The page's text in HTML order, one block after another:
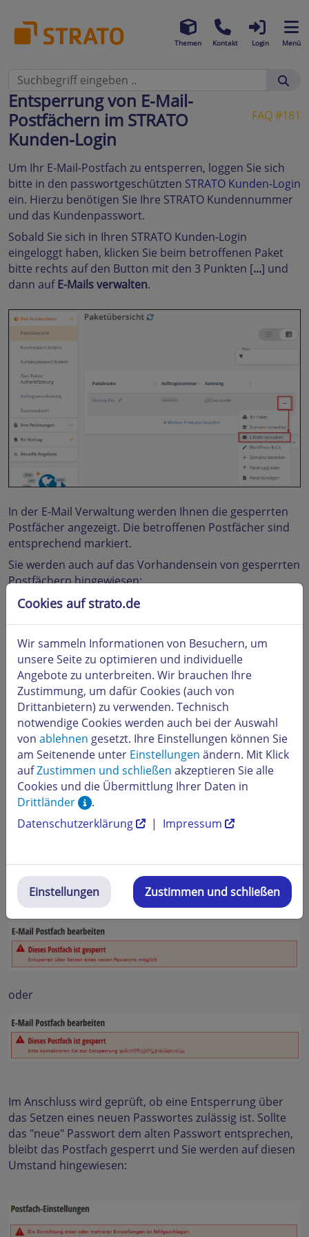
Themen Kontakt Login Menü
FAQ #181
Entsperrung von E-Mail-
Postfächern im STRATO
Kunden-Login
Um Ihr E-Mail-Postfach zu entsperren, loggen Sie sich
bitte in den passwortgeschützten STRATO Kunden-Login
ein. Hierzu benötigen Sie Ihre STRATO Kundennummer
und das Kundenpasswort.
Sobald Sie sich in Ihren STRATO Kunden-Login
eingeloggt haben, klicken Sie beim betroffenen Paket
bitte rechts auf den Button mit den 3 Punkten [...] und
dann aufE-Mails verwalten.
In der E-Mail Verwaltung werden Ihnen die gesperrten
Postfächer angezeigt. Die betroffenen Postfächer sind
entsprechend markiert.
Sie werden auch auf das Vorhandensein von gesperrten
Postfächern hingewiesen:
Postfach bearbeiten
kann ein neues Passwort
ob das betroffene Postfach entsperrt werden kann oder
nicht.
oder
Im Anschluss wird geprüft, ob eine Entsperrung über
das Setzen eines neuen Passwortes zulässig ist. Sollte
das "neue" Passwort dem alten Passwort entsprechen,
bleibt das Postfach gesperrt und Sie werden auf diesen
Umstand hingewiesen:
Cookies auf strato.de
Wir sammeln Informationen von Besuchern, um
unsere Seite zu optimieren und individuelle
Angebote zu unterbreiten. Wir brauchen Ihre
Zustimmung, um dafür Cookies (auch von
Drittanbietern) zu verwenden. Technisch
notwendige Cookies werden auch bei der Auswahl
von ablehnen gesetzt. Ihre Einstellungen können Sie
am Seitenende unter Einstellungen ändern. Mit Klick
aufZustimmen und schließen akzeptieren Sie alle
Cookies und die Übermittlung Ihrer Daten in
Drittländer
.
Datenschutzerklärung
| Impressum
Einstellungen Zustimmen und schließen